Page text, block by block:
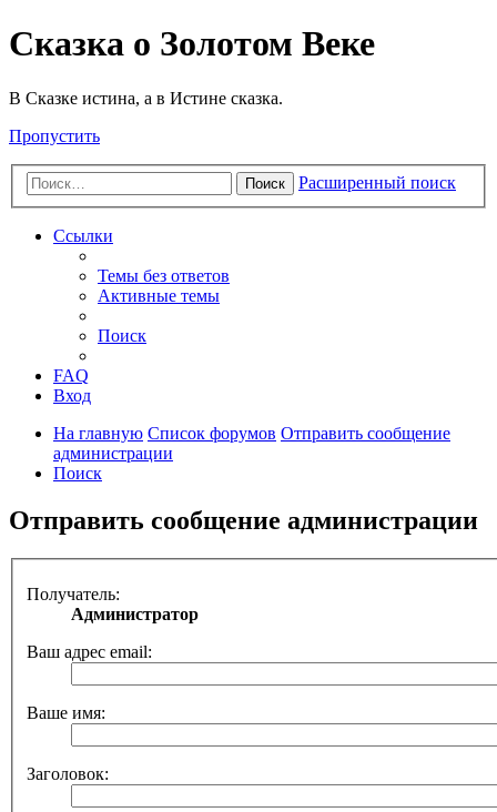
Сказка о Золотом Веке
В Сказке истина, а в Истине сказка.
Пропустить
Поиск Расширенный поиск
Ссылки
Темы без ответов
Активные темы
Поиск
FAQ
Вход
На главную Список форумов Отправить сообщение
администрации
Поиск
Отправить сообщение администрации
Получатель:
Администратор
Ваш адрес email:
Ваше имя:
Заголовок: